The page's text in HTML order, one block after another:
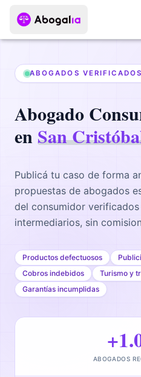
ABOGADOS
Abogado
enSan
Publicá tu caso de forma
propuestas de abogados
del consumidor verificados
intermediarios, sin
Productos defectuosos
Cobros indebidos
Turismo y
Garantías incumplidas
ABOGADOS